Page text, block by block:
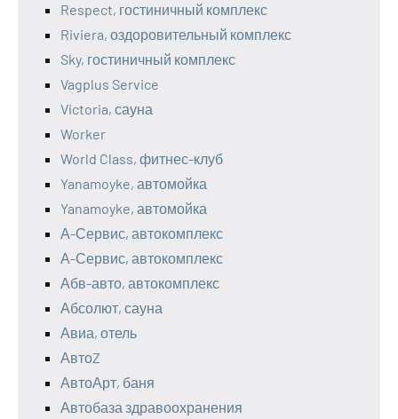
Respect, гостиничный комплекс
Riviera, оздоровительный комплекс
Sky, гостиничный комплекс
Vagplus Service
Victoria, сауна
Worker
World Class, фитнес-клуб
Yanamoyke, автомойка
Yanamoyke, автомойка
А-Сервис, автокомплекс
А-Сервис, автокомплекс
Абв-авто, автокомплекс
Абсолют, сауна
Авиа, отель
АвтоZ
АвтоАрт, баня
Автобаза здравоохранения